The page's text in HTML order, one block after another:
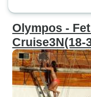
worden als er te
waren, zodat het
Olympos -
Cruise3N(18-